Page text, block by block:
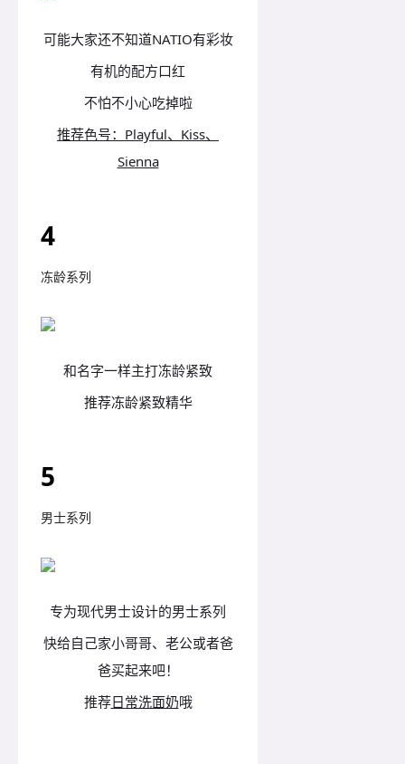
可能大家还不知道NATIO有彩妆
有机的配方口红
不怕不小心吃掉啦
推荐色号：Playful、Kiss、
Sienna
4
冻龄系列
和名字一样主打冻龄紧致
推荐冻龄紧致精华
5
男士系列
专为现代男士设计的男士系列
快给自己家小哥哥、老公或者爸
爸买起来吧！
推荐日常洗面奶哦